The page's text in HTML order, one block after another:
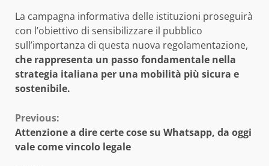
La campagna informativa delle istituzioni proseguirà
con l’obiettivo di sensibilizzare il pubblico
sull’importanza di questa nuova regolamentazione,
che rappresenta un passo fondamentale nella
strategia italiana per una mobilità più sicura e
sostenibile.
Continue
Reading
Previous:
Attenzione a dire certe cose su Whatsapp, da oggi
vale come vincolo legale